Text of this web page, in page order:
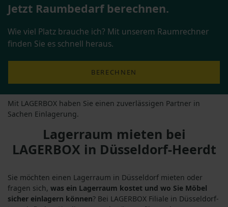
Jetzt Raumbedarf berechnen.
Wie viel Platz brauche ich? Mit unserem Raumrechner
finden Sie es schnell heraus.
BERECHNEN
Mit LAGERBOX haben Sie einen zuverlässigen Partner in
Sachen Einlagerung.
Lagerraum mieten bei
LAGERBOX in Düsseldorf-Heerdt
Sie möchten einen Lagerraum in Düsseldorf mieten oder
fragen sich, was ein Lagerraum kostet und wo Sie Möbel
sicher einlagern können? Bei LAGERBOX Filiale in Düsseldorf-